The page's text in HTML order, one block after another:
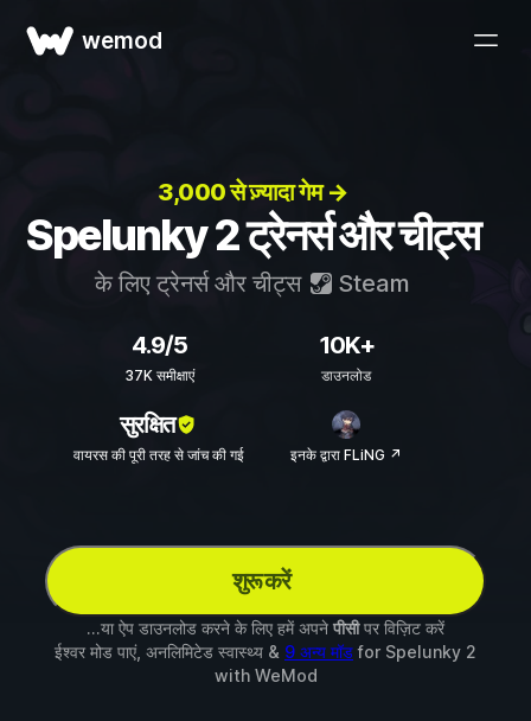
wemod
3,000 से ज़्यादा गेम →
Spelunky 2 ट्रेनर्स और चीट्स
के लिए ट्रेनर्स और चीट्स Steam
4.9/5
37K समीक्षाएं
10K+
डाउनलोड
सुरक्षित
वायरस की पूरी तरह से जांच की गई इनके द्वारा FLiNG ↗
शुरू करें
...या ऐप डाउनलोड करने के लिए हमें अपने पीसीपर विज़िट करें
ईश्वर मोड पाएं, अनलिमिटेड स्वास्थ्य & 9 अन्य मॉडfor Spelunky 2
with WeMod